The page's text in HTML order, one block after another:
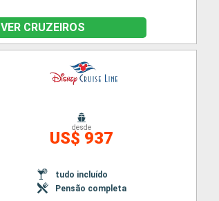
VER CRUZEIROS
desde
US$ 937
tudo incluído
Pensão completa